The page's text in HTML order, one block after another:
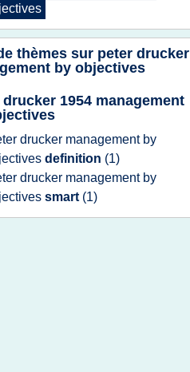
thèmes sur peter drucker
by objectives
drucker 1954 management
drucker management by
definition (1)
drucker management by
smart (1)